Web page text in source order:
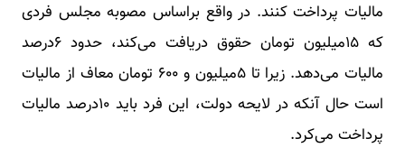
مالیات پرداخت کنند. در واقع براساس مصوبه مجلس فردی
که ۱۵میلیون تومان حقوق دریافت می‌کند، حدود ۶درصد
مالیات می‌دهد. زیرا تا ۵میلیون و ۶۰۰ تومان معاف از مالیات
است حال آنکه در لایحه دولت، این فرد باید ۱۰درصد مالیات
پرداخت می‌کرد.